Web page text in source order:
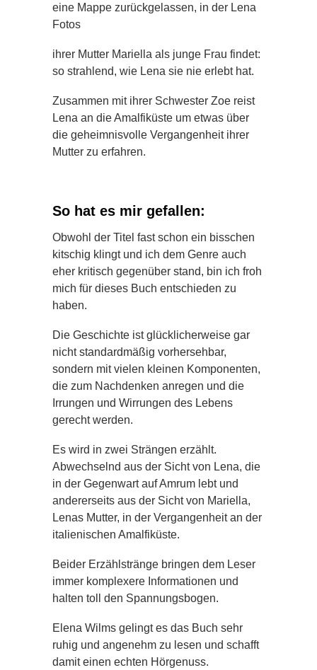
eine Mappe zurückgelassen, in der Lena
Fotos
ihrer Mutter Mariella als junge Frau findet:
so strahlend, wie Lena sie nie erlebt hat.
Zusammen mit ihrer Schwester Zoe reist
Lena an die Amalfiküste um etwas über
die geheimnisvolle Vergangenheit ihrer
Mutter zu erfahren.
So hat es mir gefallen:
Obwohl der Titel fast schon ein bisschen
kitschig klingt und ich dem Genre auch
eher kritisch gegenüber stand, bin ich froh
mich für dieses Buch entschieden zu
haben.
Die Geschichte ist glücklicherweise gar
nicht standardmäßig vorhersehbar,
sondern mit vielen kleinen Komponenten,
die zum Nachdenken anregen und die
Irrungen und Wirrungen des Lebens
gerecht werden.
Es wird in zwei Strängen erzählt.
Abwechselnd aus der Sicht von Lena, die
in der Gegenwart auf Amrum lebt und
andererseits aus der Sicht von Mariella,
Lenas Mutter, in der Vergangenheit an der
italienischen Amalfiküste.
Beider Erzählstränge bringen dem Leser
immer komplexere Informationen und
halten toll den Spannungsbogen.
Elena Wilms gelingt es das Buch sehr
ruhig und angenehm zu lesen und schafft
damit einen echten Hörgenuss.